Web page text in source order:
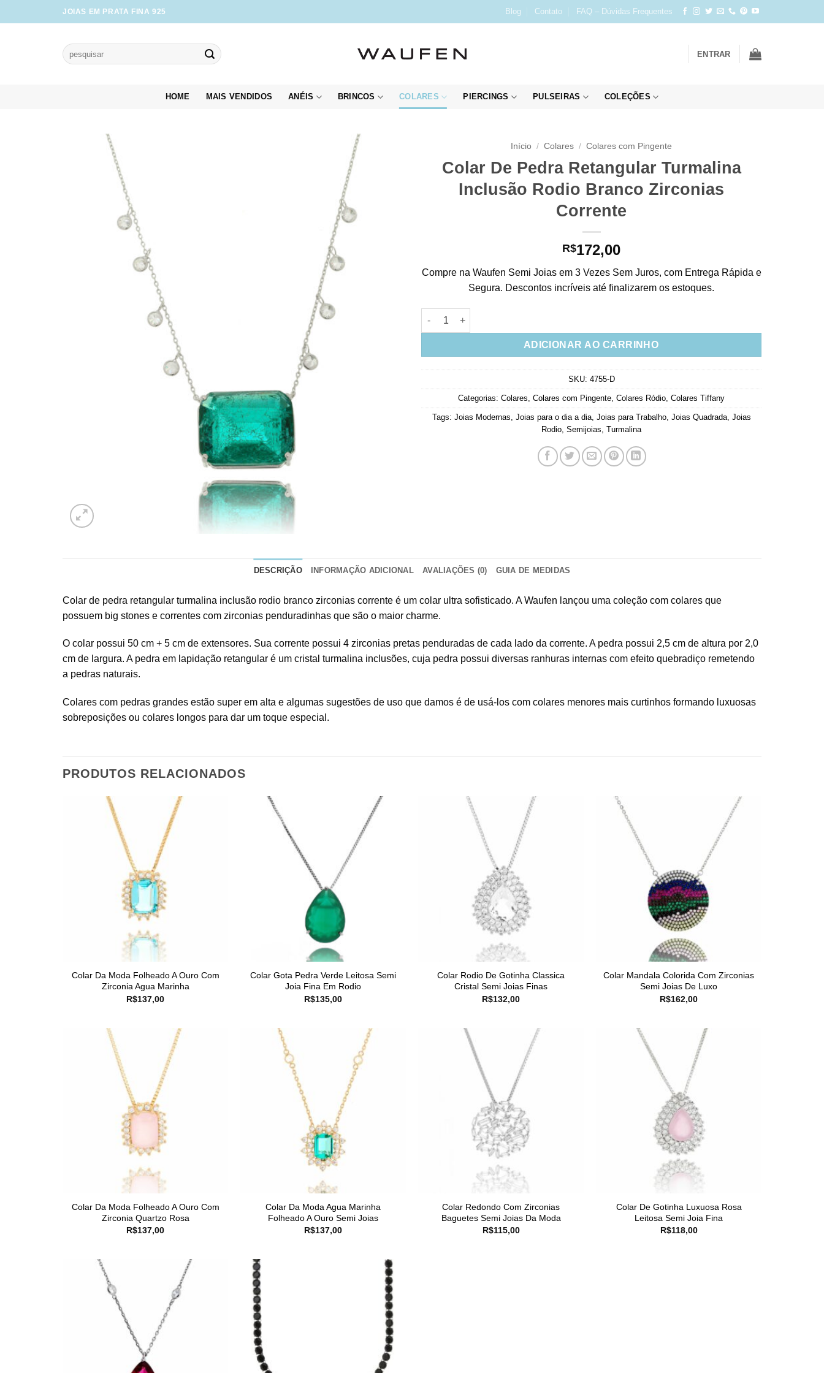
to
JOIAS EM PRATA FINA 925 Blog Contato FAQ – Dúvidas Frequentes
Pesquisar
por:
ENTRAR
HOME MAIS VENDIDOS ANÉIS BRINCOS COLARES PIERCINGS PULSEIRAS COLEÇÕES
Início / Colares / Colares com Pingente
Colar De Pedra Retangular Turmalina
Inclusão Rodio Branco Zirconias
Corrente
R$172,00
Compre na Waufen Semi Joias em 3 Vezes Sem Juros, com Entrega Rápida e
Segura. Descontos incríveis até finalizarem os estoques.
Colar De Pedra Retangular Turmalina Inclusão Rodio Branco Zirconias Corrente quantidade
ADICIONAR AO CARRINHO
SKU: 4755-D
Categorias: Colares Colares com Pingente Colares Ródio Colares Tiffany
Tags: Joias Modernas Joias para o dia a dia, Joias para Trabalho, Joias Quadrada, Joias
Rodio Semijoias Turmalina
DESCRIÇÃO INFORMAÇÃO ADICIONAL AVALIAÇÕES (0) GUIA DE MEDIDAS
Colar de pedra retangular turmalina inclusão rodio branco zirconias corrente é um colar ultra sofisticado. A Waufen lançou uma coleção com colares que
possuem big stones e correntes com zirconias penduradinhas que são o maior charme.
O colar possui 50 cm + 5 cm de extensores. Sua corrente possui 4 zirconias pretas penduradas de cada lado da corrente. A pedra possui 2,5 cm de altura por 2,0
cm de largura. A pedra em lapidação retangular é um cristal turmalina inclusões, cuja pedra possui diversas ranhuras internas com efeito quebradiço remetendo
a pedras naturais.
Colares com pedras grandes estão super em alta e algumas sugestões de uso que damos é de usá-los com colares menores mais curtinhos formando luxuosas
sobreposições ou colares longos para dar um toque especial.
PRODUTOS RELACIONADOS
Colar Da Moda Folheado A Ouro Com
Zirconia Agua Marinha
R$137,00
Colar Gota Pedra Verde Leitosa Semi
Joia Fina Em Rodio
R$135,00
Colar Rodio De Gotinha Classica
Cristal Semi Joias Finas
R$132,00
Colar Mandala Colorida Com Zirconias
Semi Joias De Luxo
R$162,00
Colar Da Moda Folheado A Ouro Com
Zirconia Quartzo Rosa
R$137,00
Colar Da Moda Agua Marinha
Folheado A Ouro Semi Joias
R$137,00
Colar Redondo Com Zirconias
Baguetes Semi Joias Da Moda
R$115,00
Colar De Gotinha Luxuosa Rosa
Leitosa Semi Joia Fina
R$118,00